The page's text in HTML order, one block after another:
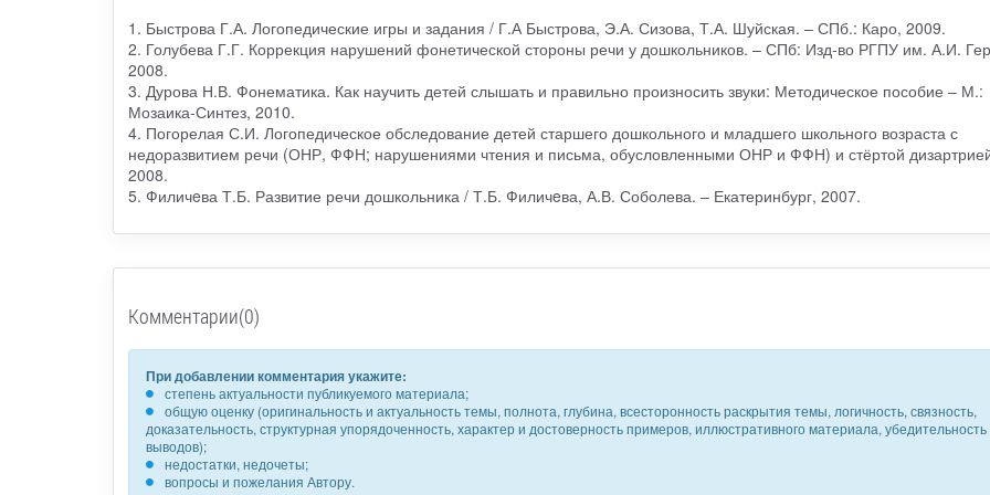
1. Быстрова Г.А. Логопедические игры и задания / Г.А Быстрова, Э.А. Сизова, Т.А. Шуйская. – СПб.: Каро, 2009.
2. Голубева Г.Г. Коррекция нарушений фонетической стороны речи у дошкольников. – СПб: Изд-во РГПУ им. А.И.
2008.
3. Дурова Н.В. Фонематика. Как научить детей слышать и правильно произносить звуки: Методическое пособие – М.:
Мозаика-Синтез, 2010.
4. Погорелая С.И. Логопедическое обследование детей старшего дошкольного и младшего школьного возраста с
недоразвитием речи (ОНР, ФФН; нарушениями чтения и письма, обусловленными ОНР и ФФН) и стёртой
2008.
5. Филичeва Т.Б. Развитие речи дошкольника / Т.Б. Филичeва, А.В. Соболева. – Екатеринбург, 2007.
Комментарии(0)
При добавлении комментария укажите:
степень актуальности публикуемого материала;
общую оценку (оригинальность и актуальность темы, полнота, глубина, всесторонность раскрытия темы, логичность, связность,
доказательность, структурная упорядоченность, характер и достоверность примеров, иллюстративного материала, убедительность
выводов);
недостатки, недочеты;
вопросы и пожелания Автору.